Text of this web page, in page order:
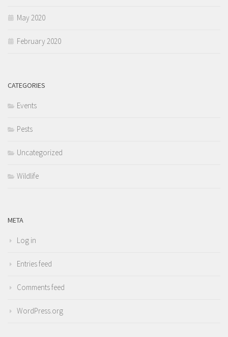
May 2020
February 2020
CATEGORIES
Events
Pests
Uncategorized
Wildlife
META
Log in
Entries feed
Comments feed
WordPress.org